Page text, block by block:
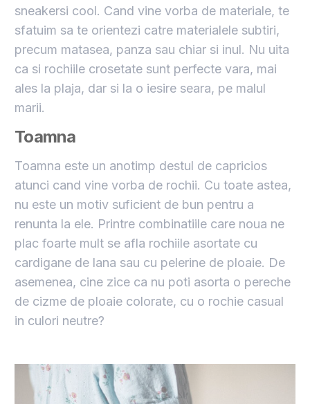
sneakersi cool. Cand vine vorba de materiale, te
sfatuim sa te orientezi catre materialele subtiri,
precum matasea, panza sau chiar si inul. Nu uita
ca si rochiile crosetate sunt perfecte vara, mai
ales la plaja, dar si la o iesire seara, pe malul
marii.
Toamna
Toamna este un anotimp destul de capricios
atunci cand vine vorba de rochii. Cu toate astea,
nu este un motiv suficient de bun pentru a
renunta la ele. Printre combinatiile care noua ne
plac foarte mult se afla rochiile asortate cu
cardigane de lana sau cu pelerine de ploaie. De
asemenea, cine zice ca nu poti asorta o pereche
de cizme de ploaie colorate, cu o rochie casual
in culori neutre?